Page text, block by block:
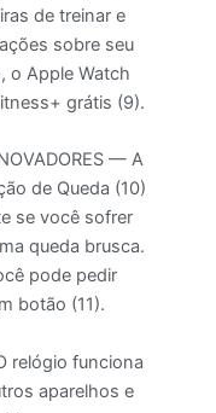
de treinar e
sobre seu
o Apple Watch
grátis (9).
— A
de Queda (10)
se você sofrer
queda brusca.
pode pedir
botão (11).
relógio funciona
aparelhos e